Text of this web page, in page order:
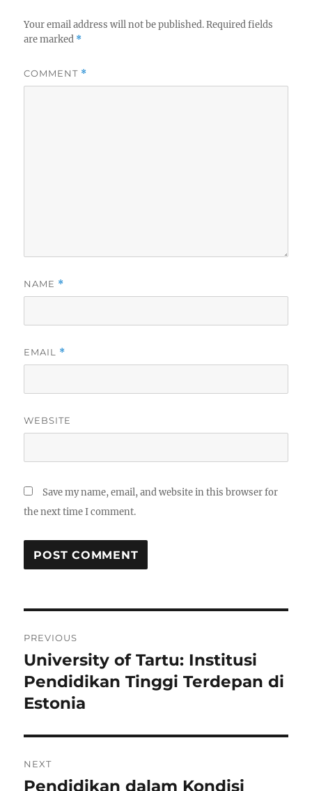
Your email address will not be published. Required fields
are marked *
COMMENT *
NAME *
EMAIL *
WEBSITE
Save my name, email, and website in this browser for
the next time I comment.
navigation
PREVIOUS
Previous
post:
University of Tartu: Institusi
Pendidikan Tinggi Terdepan di
Estonia
NEXT
Next
Pendidikan dalam Kondisi